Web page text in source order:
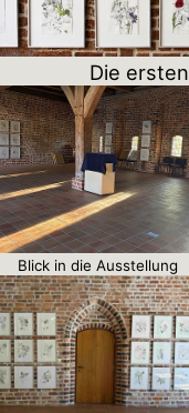
Die
Blick in die Ausstellung